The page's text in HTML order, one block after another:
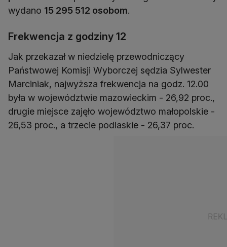
wydano 15 295 512 osobom.
Frekwencja z godziny 12
Jak przekazał w niedzielę przewodniczący
Państwowej Komisji Wyborczej sędzia Sylwester
Marciniak, najwyższa frekwencja na godz. 12.00
była w województwie mazowieckim - 26,92 proc.,
drugie miejsce zajęło województwo małopolskie -
26,53 proc., a trzecie podlaskie - 26,37 proc.